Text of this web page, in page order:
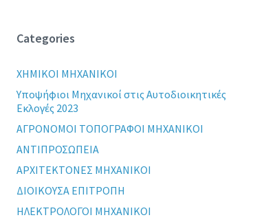
Categories
XHMIKOI MHXANIKOI
Yποψήφιοι Μηχανικοί στις Αυτοδιοικητικές
Εκλογές 2023
ΑΓΡΟΝΟΜΟΙ ΤΟΠΟΓΡΑΦΟΙ ΜΗΧΑΝΙΚΟΙ
ΑΝΤΙΠΡΟΣΩΠΕΙΑ
ΑΡΧΙΤΕΚΤΟΝΕΣ ΜΗΧΑΝΙΚΟΙ
ΔΙΟΙΚΟΥΣΑ ΕΠΙΤΡΟΠΗ
ΗΛΕΚΤΡΟΛΟΓΟΙ ΜΗΧΑΝΙΚΟΙ